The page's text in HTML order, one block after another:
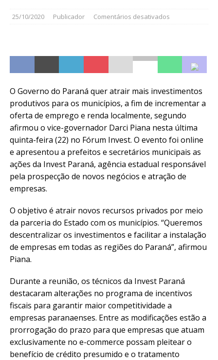
25/10/2020 Publicador Comentários desativados
O Governo do Paraná quer atrair mais investimentos
produtivos para os municípios, a fim de incrementar a
oferta de emprego e renda localmente, segundo
afirmou o vice-governador Darci Piana nesta última
quinta-feira (22) no Fórum Invest. O evento foi online
e apresentou a prefeitos e secretários municipais as
ações da Invest Paraná, agência estadual responsável
pela prospecção de novos negócios e atração de
empresas.
O objetivo é atrair novos recursos privados por meio
da parceria do Estado com os municípios. “Queremos
descentralizar os investimentos e facilitar a instalação
de empresas em todas as regiões do Paraná”, afirmou
Piana.
Durante a reunião, os técnicos da Invest Paraná
destacaram alterações no programa de incentivos
fiscais para garantir maior competitividade a
empresas paranaenses. Entre as modificações estão a
prorrogação do prazo para que empresas que atuam
exclusivamente no e-commerce possam pleitear o
benefício de crédito presumido e o tratamento